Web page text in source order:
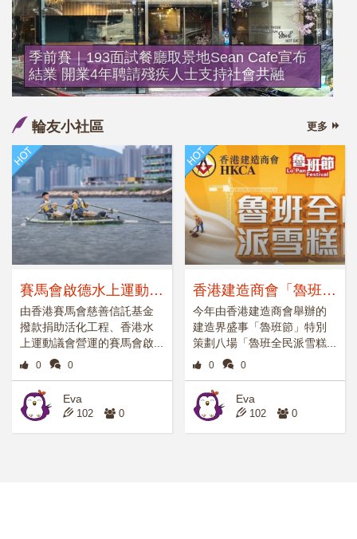
季前賽｜193面試餐廳取景地Sean Cafe宣布
結業 開業4年聘請殘疾人士支持社會共融
【SEN學童】17歲腦癱女孩肢體不協調遭嫌
棄失自信 好老師鼓勵點醒跳升逾百名考全級
第二
【讀寫障礙】碩士女生中七才解開多年默書0
輪友小社區 更多
賽馬會啟德水上運動中
心今夏啟動 活化70年
代舊啟德消防局大樓紅
白建築
由香港賽馬會慈善信託基金
撥款捐助活化工程、香港水
上運動議會營運的賽馬會啟...
0 0
Eva
102 0
香港建造商會「魯班全
民派雪糕日」
今年由香港建造商會舉辦的
建造界盛事「魯班節」特別
策劃八場「魯班全民派雪糕...
0 0
Eva
102 0